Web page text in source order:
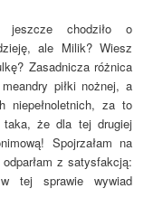
chodziło o
ale Milik? Wiesz
Zasadnicza różnica
piłki nożnej, a
niepełnoletnich, za to
taka, że dla tej drugiej
Spojrzałam na
z satysfakcją:
tej sprawie wywiad